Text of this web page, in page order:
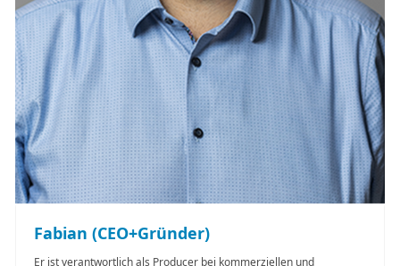
Fabian (CEO+Gründer)
Er ist verantwortlich als Producer bei kommerziellen und